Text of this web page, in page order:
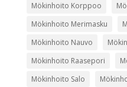
Mökinhoito Korppoo
Mökinhoito Merimasku
Mökinhoito Nauvo
Mökinhoito Raasepori
Mökinhoito Salo